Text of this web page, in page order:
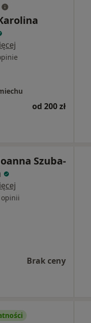
od 200 zł
Szuba-
opinii
Brak ceny